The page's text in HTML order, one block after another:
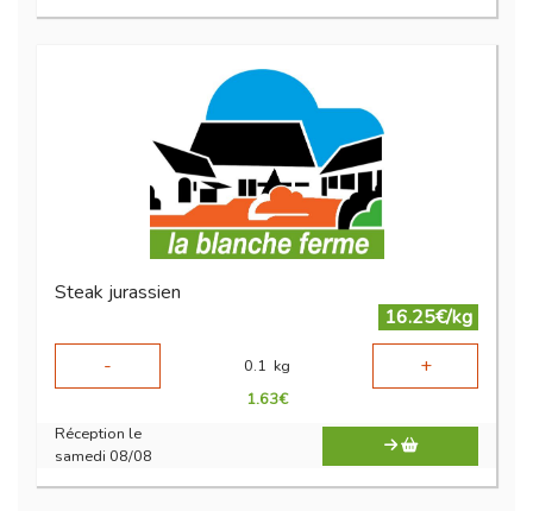
Steak jurassien
16.25€/kg
-
0.1 kg +
1.63€
Réception le
samedi 08/08